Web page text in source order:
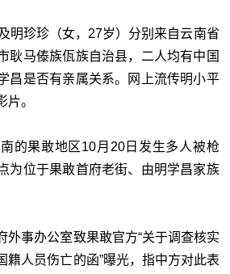
明珍珍（女，27岁）分别来自云南省
耿马傣族佤族自治县，二人均有中国
昌是否有亲属关系。网上流传明小平
片。
的果敢地区10月20日发生多人被枪
为位于果敢首府老街、由明学昌家族
外事办公室致果敢官方“关于调查核实
籍人员伤亡的函”曝光，指中方对此表